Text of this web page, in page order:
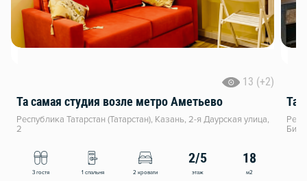
13 (+2)
Та самая студия возле метро Аметьево
Республика Татарстан (Татарстан), Казань, 2-я Даурская улица,
2
3 гостя 1 спальня 2 кровати
2/5
этаж
18
м2
Та